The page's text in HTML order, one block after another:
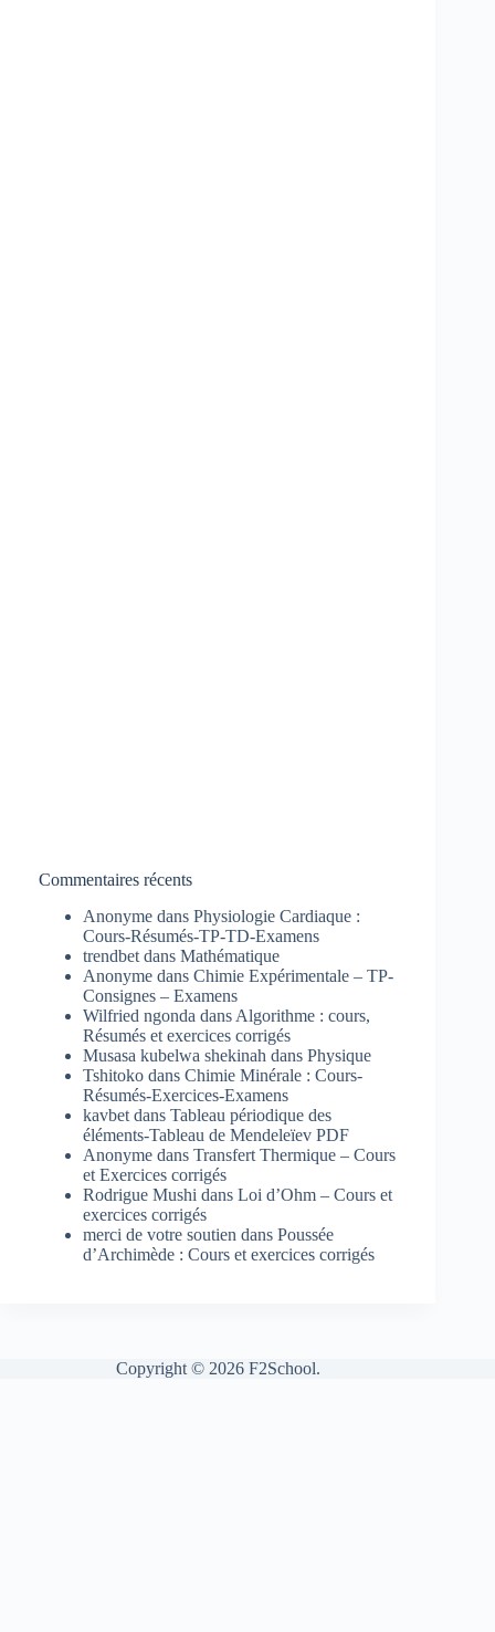
Commentaires récents
Anonyme dans Physiologie Cardiaque :
Cours-Résumés-TP-TD-Examens
trendbet dans Mathématique
Anonyme dans Chimie Expérimentale – TP-
Consignes – Examens
Wilfried ngonda dans Algorithme : cours,
Résumés et exercices corrigés
Musasa kubelwa shekinah dans Physique
Tshitoko dans Chimie Minérale : Cours-
Résumés-Exercices-Examens
kavbet dans Tableau périodique des
éléments-Tableau de Mendeleïev PDF
Anonyme dans Transfert Thermique – Cours
et Exercices corrigés
Rodrigue Mushi dans Loi d’Ohm – Cours et
exercices corrigés
merci de votre soutien dans Poussée
d’Archimède : Cours et exercices corrigés
Copyright © 2026 F2School.